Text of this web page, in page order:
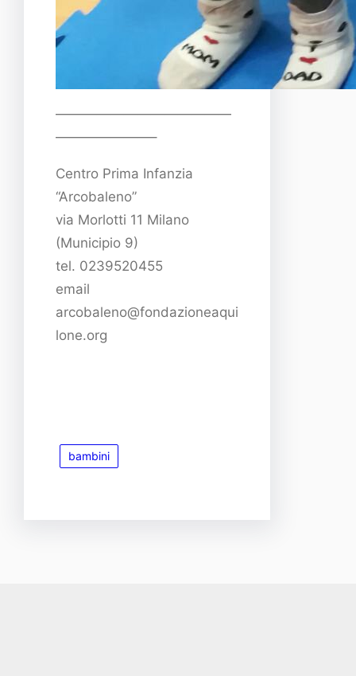
—————————————
———————–
Centro Prima Infanzia
“Arcobaleno”
via Morlotti 11 Milano
(Municipio 9)
tel. 0239520455
email
arcobaleno@fondazioneaqui
lone.org
bambini